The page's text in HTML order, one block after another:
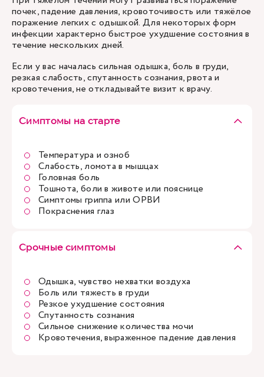
почек, падение давления, кровоточивость или тяжёлое
поражение легких с одышкой. Для некоторых форм
инфекции характерно быстрое ухудшение состояния в
течение нескольких дней.
Если у вас началась сильная одышка, боль в груди,
резкая слабость, спутанность сознания, рвота и
кровотечения, не откладывайте визит к врачу.
Симптомы на старте
Температура и озноб
Слабость, ломота в мышцах
Головная боль
Тошнота, боли в животе или пояснице
Симптомы гриппа или ОРВИ
Покраснения глаз
Срочные симптомы
Одышка, чувство нехватки воздуха
Боль или тяжесть в груди
Резкое ухудшение состояния
Спутанность сознания
Сильное снижение количества мочи
Кровотечения, выраженное падение давления